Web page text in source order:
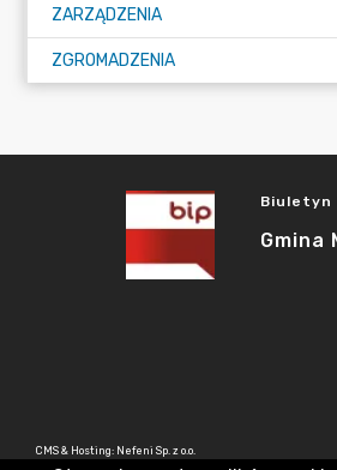
ZARZĄDZENIA
ZGROMADZENIA
Biuletyn
Gmina
CMS & Hosting: Nefeni Sp. z o.o.